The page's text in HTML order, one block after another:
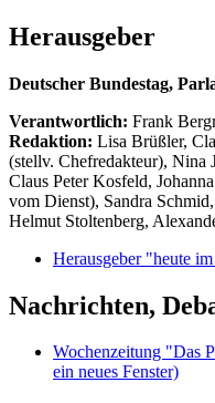
Herausgeber
Deutscher Bundestag,
Verantwortlich: Frank
Redaktion: Lisa Brüßler,
(stellv. Chefredakteur), Nina
Claus Peter Kosfeld,
vom Dienst), Sandra
Helmut Stoltenberg,
Herausgeber "heute
Nachrichten,
Wochenzeitung "Das
ein neues Fenster)